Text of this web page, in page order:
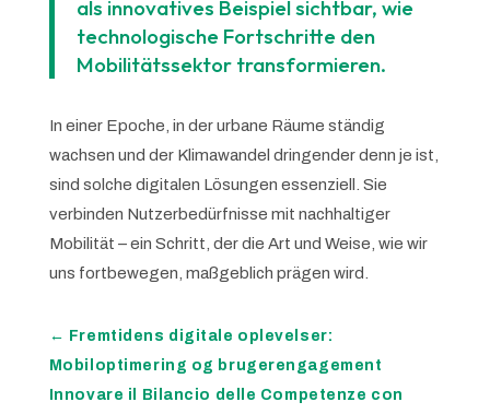
als innovatives Beispiel sichtbar, wie
technologische Fortschritte den
Mobilitätssektor transformieren.
In einer Epoche, in der urbane Räume ständig
wachsen und der Klimawandel dringender denn je ist,
sind solche digitalen Lösungen essenziell. Sie
verbinden Nutzerbedürfnisse mit nachhaltiger
Mobilität – ein Schritt, der die Art und Weise, wie wir
uns fortbewegen, maßgeblich prägen wird.
← Fremtidens digitale oplevelser:
Mobiloptimering og brugerengagement
Innovare il Bilancio delle Competenze con